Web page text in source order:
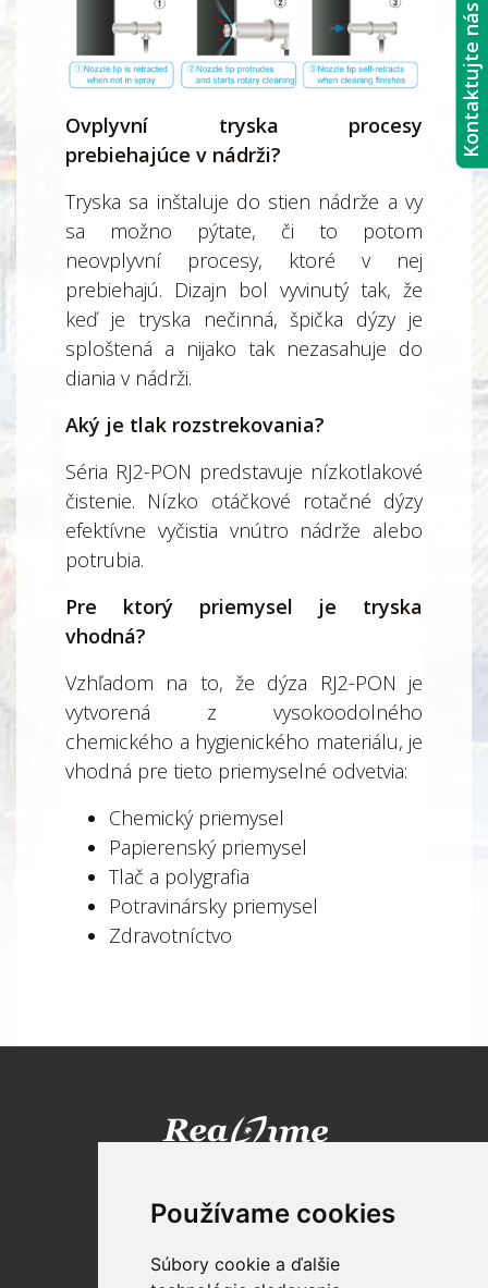
Používame cookies
Súbory cookie a ďalšie
Ovplyvní tryska procesy
prebiehajúce v nádrži?
Tryska sa inštaluje do stien nádrže a vy
sa možno pýtate, či to potom
neovplyvní procesy, ktoré v nej
prebiehajú. Dizajn bol vyvinutý tak, že
keď je tryska nečinná, špička dýzy je
sploštená a nijako tak nezasahuje do
diania v nádrži.
Aký je tlak rozstrekovania?
Séria RJ2-PON predstavuje nízkotlakové
čistenie. Nízko otáčkové rotačné dýzy
efektívne vyčistia vnútro nádrže alebo
potrubia.
Pre ktorý priemysel je tryska
vhodná?
Vzhľadom na to, že dýza RJ2-PON je
vytvorená z vysokoodolného
chemického a hygienického materiálu, je
vhodná pre tieto priemyselné odvetvia:
Chemický priemysel
Papierenský priemysel
Tlač a polygrafia
Potravinársky priemysel
Zdravotníctvo
Technická 5
821 04 Bratislava
Tel: +421 2 2120 1800
Kontaktujte nás